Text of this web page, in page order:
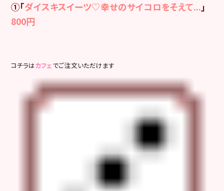
①「ダイスキスイーツ♡幸せのサイコロをそえて... 」
800円
コチラはカフェでご注文いただけます